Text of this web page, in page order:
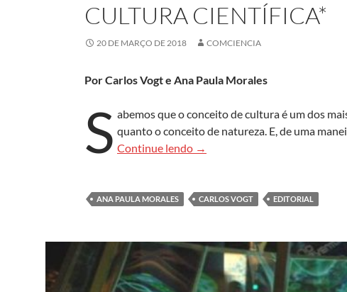
CULTURA CIENTÍFICA*
20 DE MARÇO DE 2018 COMCIENCIA
Por Carlos Vogt e Ana Paula Morales
S abemos que o conceito de cultura é um dos
quanto o conceito de natureza. E, de uma
Continue lendo
Cultura científica*
→
ANA PAULA MORALES CARLOS VOGT EDITORIAL